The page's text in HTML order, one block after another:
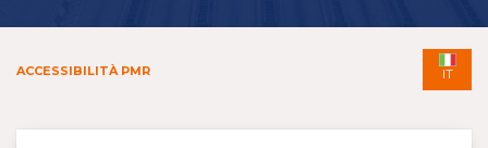
ACCESSIBILITÀ PMR IT